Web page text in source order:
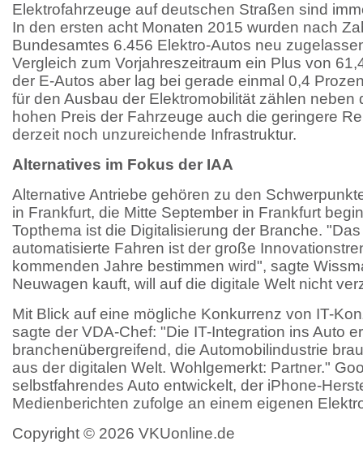
Elektrofahrzeuge auf deutschen Straßen sind
In den ersten acht Monaten 2015 wurden nach
Bundesamtes 6.456 Elektro-Autos neu
Vergleich zum Vorjahreszeitraum ein Plus von
der E-Autos aber lag bei gerade einmal 0,4
für den Ausbau der Elektromobilität zählen neben
hohen Preis der Fahrzeuge auch die geringere
derzeit noch unzureichende Infrastruktur.
Alternatives im Fokus der IAA
Alternative Antriebe gehören zu den
in Frankfurt, die Mitte September in Frankfurt
Topthema ist die Digitalisierung der Branche.
automatisierte Fahren ist der große
kommenden Jahre bestimmen wird", sagte
Neuwagen kauft, will auf die digitale Welt nicht
Mit Blick auf eine mögliche Konkurrenz von IT-
sagte der VDA-Chef: "Die IT-Integration ins Auto
branchenübergreifend, die Automobilindustrie
aus der digitalen Welt. Wohlgemerkt: Partner."
selbstfahrendes Auto entwickelt, der iPhone-
Medienberichten zufolge an einem eigenen
Copyright © 2026 VKUonline.de